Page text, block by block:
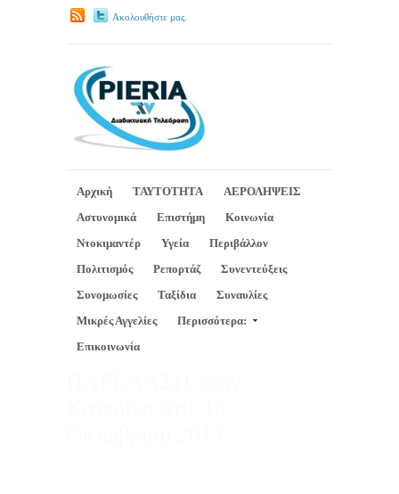
Ακολουθήστε μας.
Αρχική ΤΑΥΤΟΤΗΤΑ
ΑΕΡΟΛΗΨΕΙΣ
Αστυνομικά
Επιστήμη
Κοινωνία
Ντοκιμαντέρ
Υγεία
Περιβάλλον
Πολιτισμός
Ρεπορτάζ
Συνεντεύξεις
Συνομωσίες
Ταξίδια
Συναυλίες
Μικρές Αγγελίες
Περισσότερα:
Επικοινωνία